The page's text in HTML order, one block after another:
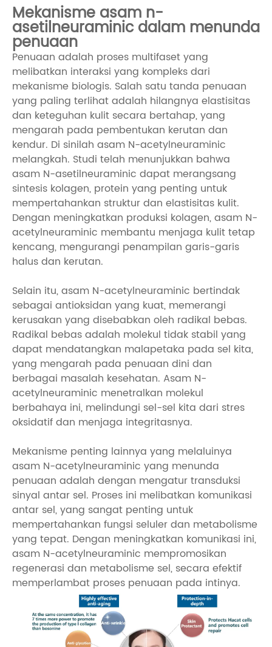
Mekanisme asam n-
asetilneuraminic dalam menunda
penuaan
Penuaan adalah proses multifaset yang
melibatkan interaksi yang kompleks dari
mekanisme biologis. Salah satu tanda penuaan
yang paling terlihat adalah hilangnya elastisitas
dan keteguhan kulit secara bertahap, yang
mengarah pada pembentukan kerutan dan
kendur. Di sinilah asam N-acetylneuraminic
melangkah. Studi telah menunjukkan bahwa
asam N-asetilneuraminic dapat merangsang
sintesis kolagen, protein yang penting untuk
mempertahankan struktur dan elastisitas kulit.
Dengan meningkatkan produksi kolagen, asam N-
acetylneuraminic membantu menjaga kulit tetap
kencang, mengurangi penampilan garis-garis
halus dan kerutan.
Selain itu, asam N-acetylneuraminic bertindak
sebagai antioksidan yang kuat, memerangi
kerusakan yang disebabkan oleh radikal bebas.
Radikal bebas adalah molekul tidak stabil yang
dapat mendatangkan malapetaka pada sel kita,
yang mengarah pada penuaan dini dan
berbagai masalah kesehatan. Asam N-
acetylneuraminic menetralkan molekul
berbahaya ini, melindungi sel-sel kita dari stres
oksidatif dan menjaga integritasnya.
Mekanisme penting lainnya yang melaluinya
asam N-acetylneuraminic yang menunda
penuaan adalah dengan mengatur transduksi
sinyal antar sel. Proses ini melibatkan komunikasi
antar sel, yang sangat penting untuk
mempertahankan fungsi seluler dan metabolisme
yang tepat. Dengan meningkatkan komunikasi ini,
asam N-acetylneuraminic mempromosikan
regenerasi dan metabolisme sel, secara efektif
memperlambat proses penuaan pada intinya.